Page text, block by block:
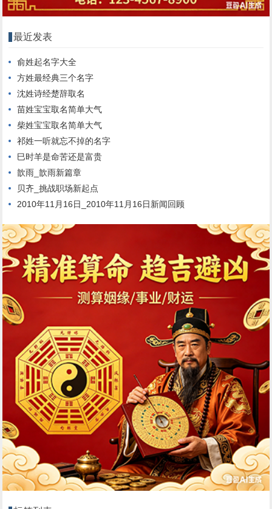
最近发表
俞姓起名字大全
方姓最经典三个名字
沈姓诗经楚辞取名
苗姓宝宝取名简单大气
柴姓宝宝取名简单大气
祁姓一听就忘不掉的名字
巳时羊是命苦还是富贵
歆雨_歆雨新篇章
贝齐_挑战职场新起点
2010年11月16日_2010年11月16日新闻回顾